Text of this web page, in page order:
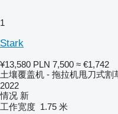
1
Stark
¥13,580 PLN 7,500 ≈ €1,742
土壤覆盖机 - 拖拉机甩刀式割
2022
情况 新
工作宽度 1.75 米